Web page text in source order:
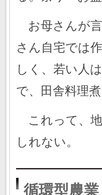
お母さんが
さん自宅では
しく、若い人
で、田舎料理
これって、
しれない。
循環型農業